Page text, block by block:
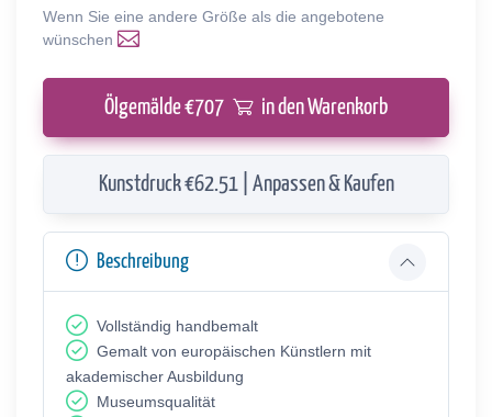
Wenn Sie eine andere Größe als die angebotene
wünschen
Ölgemälde €707 in den Warenkorb
Kunstdruck €62.51 | Anpassen & Kaufen
Beschreibung
Vollständig handbemalt
Gemalt von europäischen Künstlern mit
akademischer Ausbildung
Museumsqualität